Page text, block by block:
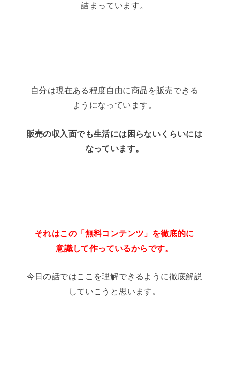
詰まっています。
自分は現在ある程度自由に商品を販売できる
ようになっています。
販売の収入面でも生活には困らないくらいには
なっています。
それはこの「無料コンテンツ」を徹底的に
意識して作っているからです。
今日の話ではここを理解できるように徹底解説
していこうと思います。